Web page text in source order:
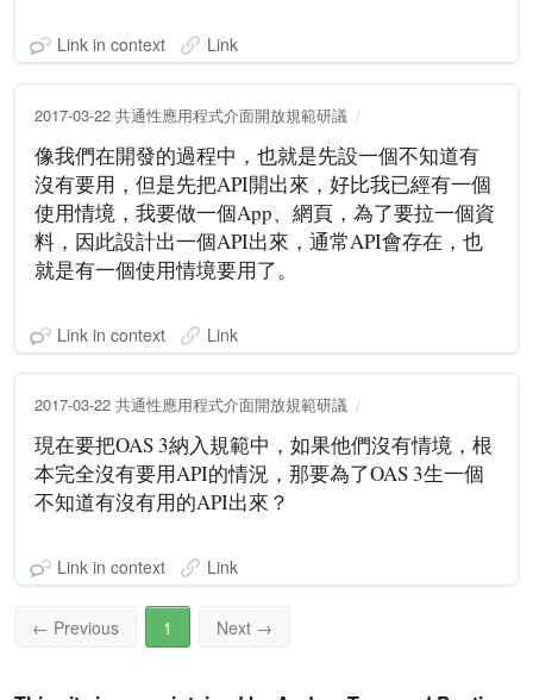
Link in context Link
2017-03-22 共通性應用程式介面開放規範研議
像我們在開發的過程中，也就是先設一個不知道有
沒有要用，但是先把API開出來，好比我已經有一個
使用情境，我要做一個App、網頁，為了要拉一個資
料，因此設計出一個API出來，通常API會存在，也
就是有一個使用情境要用了。
Link in context Link
2017-03-22 共通性應用程式介面開放規範研議
現在要把OAS 3納入規範中，如果他們沒有情境，根
本完全沒有要用API的情況，那要為了OAS 3生一個
不知道有沒有用的API出來？
Link in context Link
← Previous 1 Next →